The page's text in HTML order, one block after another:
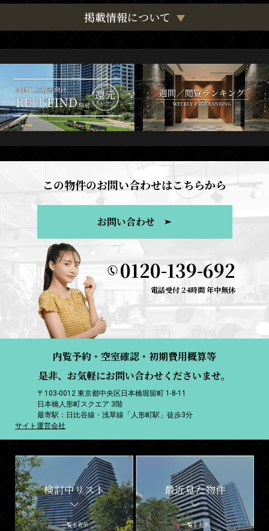
掲載情報について
この物件のお問い合わせはこちらから
お問い合わせ
0120-139-692
電話受付 24時間 年中無休
内覧予約・空室確認・初期費用概算等
是非、お気軽にお問い合わせくださいませ。
〒103-0012 東京都中央区日本橋堀留町 1-8-11
日本橋人形町スクエア 3階
最寄駅：日比谷線・浅草線「人形町駅」徒歩3分
サイト運営会社
検討中リスト
一覧を表示
最近見た物件
一覧を表示